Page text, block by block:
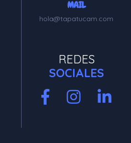
MAIL
hola@tapatucam.com
REDES
SOCIALES